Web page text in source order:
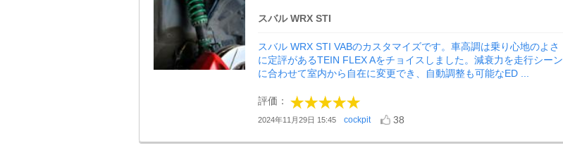
スバル WRX STI
スバル WRX STI VABのカスタマイズです。車高調は乗り心地のよさ
に定評があるTEIN FLEX Aをチョイスしました。減衰力を走行シーン
に合わせて室内から自在に変更でき、自動調整も可能なED ...
評価：
2024年11月29日 15:45 cockpit 38